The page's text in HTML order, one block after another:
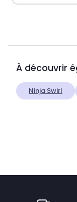
À découvrir
Ninja Swirl